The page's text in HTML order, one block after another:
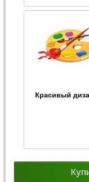
Красивый